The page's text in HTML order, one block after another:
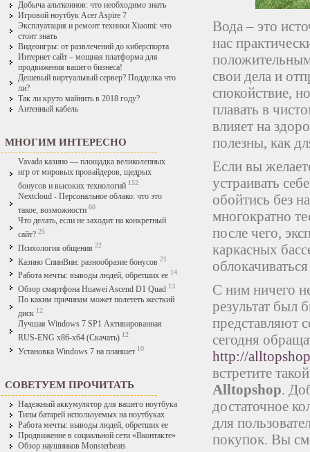
Добыча альткоинов: что необходимо знать
Игровой ноутбук Acer Aspire 7
Эксплуатация и ремонт техники Xiaomi: что
стоит знать
Видеоигры: от развлечений до киберспорта
Интернет сайт – мощная платформа для
продвижения вашего бизнеса!
Дешевый виртуальный сервер? Подделка что
ли?
Так ли круто майнить в 2018 году?
Антенный кабель
МНОГИМ ИНТЕРЕСНО
Vavada казино — площадка великолепных
игр от мировых провайдеров, щедрых
бонусов и высоких технологий 152
Nextcloud - Персональное облако: что это
такое, возможности 60
Что делать, если не заходит на конкретный
сайт? 25
Психология общения 22
Казино СпинВин: разнообразие бонусов 21
Работа мечты: выводы людей, обретших ее 14
Обзор смартфона Huawei Ascend D1 Quad 13
По каким причинам может полететь жесткий
диск 12
Лучшая Windows 7 SP1 Активированная
RUS-ENG x86-x64 (Скачать) 12
Установка Windows 7 на планшет 10
СОВЕТУЕМ ПРОЧИТАТЬ
Надежный аккумулятор для вашего ноутбука
Типы батарей используемых на ноутбуках
Работа мечты: выводы людей, обретших ее
Продвижение в социальной сети «Вконтакте»
Обзор наушников Monsterbeats
Вода – это
нас
свои дела и
спокойствие,
плавать в
влияет на
полезны, как
Если вы
устраивать
обойтись без
многократно
после чего,
каркасных
С ним ничего
результат был
представляют
сегодня
http://
встретите
Alltopshop.
достаточное
для
покупок. Вы